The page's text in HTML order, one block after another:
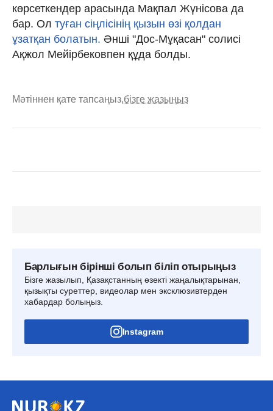
көрсеткендер арасында Мақпал Жүнісова да
бар. Ол туған сіңлісінің қызын өзі қолдан
ұзатқан болатын. Әнші "Дос-Мұқасан" солисі
Ақжол Мейірбековпен құда болды.
Мәтіннен қате тапсаңыз,бізге жазыңыз
Барлығын бірінші болып біліп отырыңыз
Бізге жазылып, Қазақстанның өзекті жаңалықтарынан,
қызықты суреттер, видеолар мен эксклюзивтерден
хабардар болыңыз.
Instagram